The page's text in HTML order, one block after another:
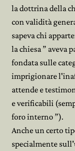
la dottrina della
con validità
sapeva chi
la chiesa ” aveva
fondata sulle
imprigionare
attende e
e verificabili
foro interno ”).
Anche un certo
specialmente